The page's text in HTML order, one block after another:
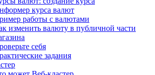
курса валют
работы с валютами
изменить валюту в публичной части
себя
задания